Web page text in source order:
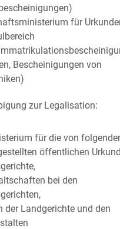
für
Bescheinigungen von
zur Legalisation:
für die von
öffentlichen
bei den
der Landgerichte und den